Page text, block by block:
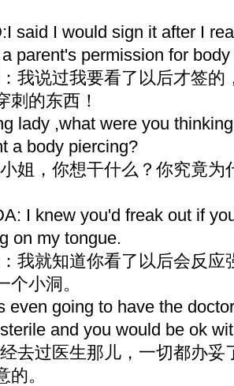
said I would sign it after I
parent's permission for
我说过我要看了以后才签的
刺的东西！
lady ,what were you
a body piercing?
姐，你想干什么？你究竟为
I knew you'd freak out if
on my tongue.
我就知道你看了以后会反应
个小洞。
even going to have the
and you would be ok
去过医生那儿，一切都办妥
。